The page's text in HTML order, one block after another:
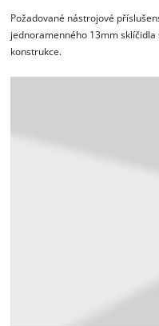
Požadované nástrojové
jednoramenného 13mm
konstrukce.